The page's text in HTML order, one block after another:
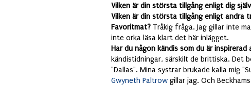
Vilken är din största tillgång enligt dig
Vilken är din största tillgång enligt andra
Favoritmat? Tråkig fråga. Jag gillar inte
inte orka läsa klart det här inlägget.
Har du någon kändis som du är inspirerad
kändistidningar, särskilt de brittiska. Det
"Dallas". Mina systrar brukade kalla mig
Gwyneth Paltrow gillar jag. Och